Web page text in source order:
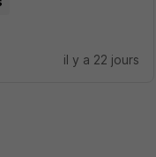
il y a 22 jours